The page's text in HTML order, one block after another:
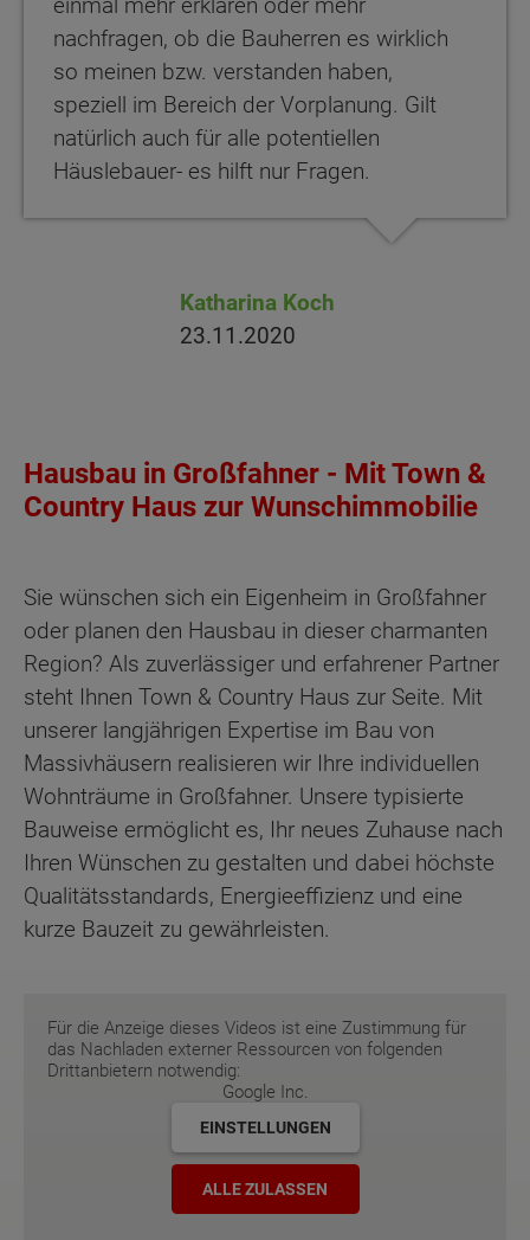
nachfragen, ob die Bauherren es wirklich
so meinen bzw. verstanden haben,
speziell im Bereich der Vorplanung. Gilt
natürlich auch für alle potentiellen
Häuslebauer- es hilft nur Fragen.
Katharina Koch
23.11.2020
Hausbau in Großfahner - Mit Town &
Country Haus zur Wunschimmobilie
Sie wünschen sich ein Eigenheim in Großfahner
oder planen den Hausbau in dieser charmanten
Region? Als zuverlässiger und erfahrener Partner
steht Ihnen Town & Country Haus zur Seite. Mit
unserer langjährigen Expertise im Bau von
Massivhäusern realisieren wir Ihre individuellen
Wohnträume in Großfahner. Unsere typisierte
Bauweise ermöglicht es, Ihr neues Zuhause nach
Ihren Wünschen zu gestalten und dabei höchste
Qualitätsstandards, Energieeffizienz und eine
kurze Bauzeit zu gewährleisten.
Für die Anzeige dieses Videos ist eine Zustimmung für
das Nachladen externer Ressourcen von folgenden
Drittanbietern notwendig:
Google Inc.
EINSTELLUNGEN
ALLE ZULASSEN